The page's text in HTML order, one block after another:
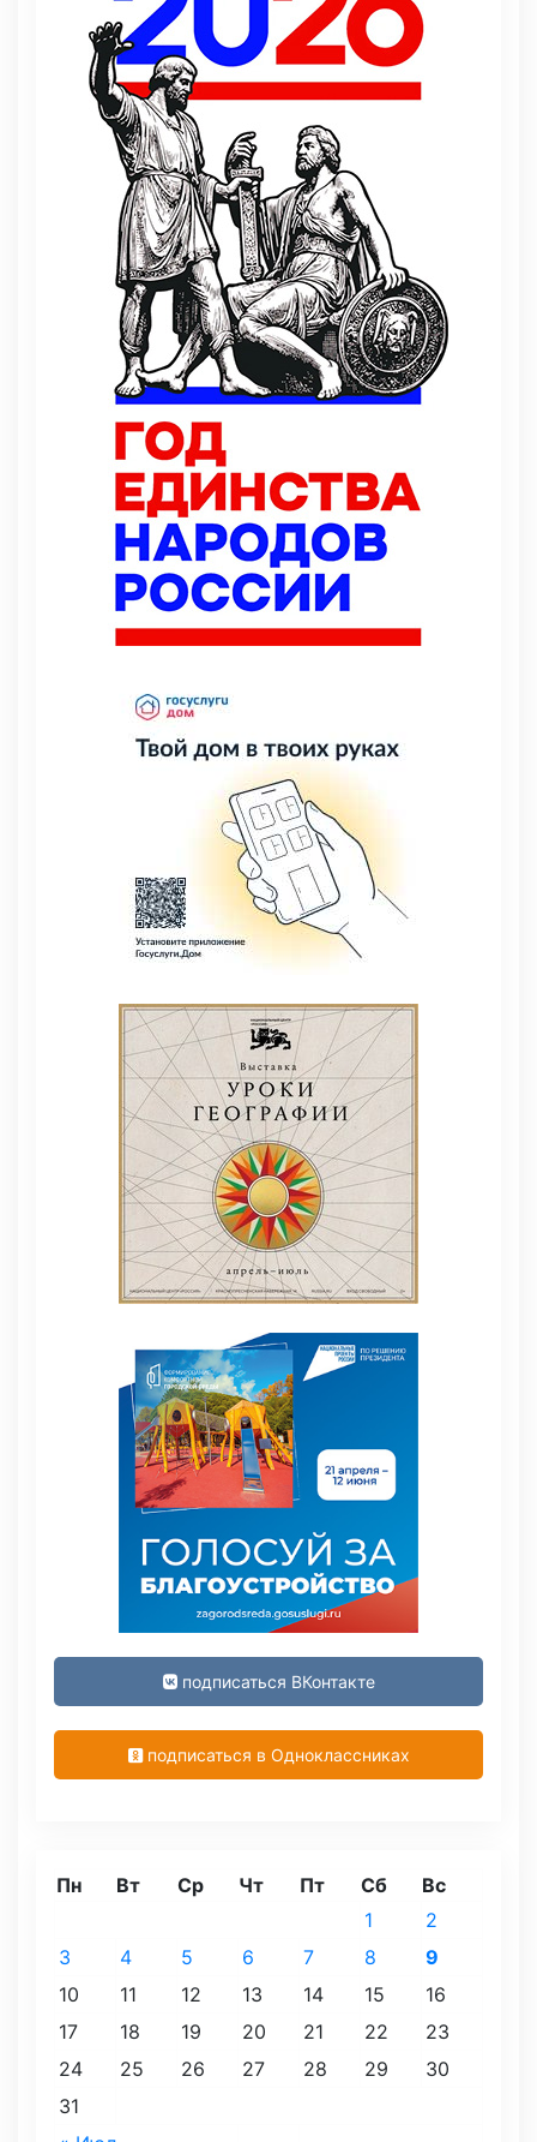
подписаться ВКонтакте
подписаться в Одноклассниках
Пн Вт Ср Чт Пт Сб Вс
1
2
3
4 5 6 7 8
9
10
11 12 13 14 15
16
17
18 19 20 21 22
23
24
25 26 27 28 29
30
31